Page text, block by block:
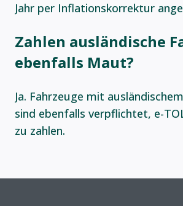
Jahr per Inflationskorrektur
Zahlen ausländische
ebenfalls Maut?
Ja. Fahrzeuge mit
sind ebenfalls verpflichtet, e-
zu zahlen.